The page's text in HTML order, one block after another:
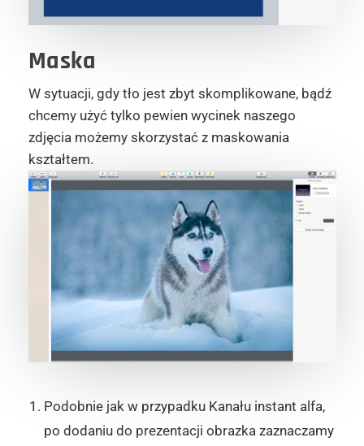
Maska
W sytuacji, gdy tło jest zbyt skomplikowane, bądź
chcemy użyć tylko pewien wycinek naszego
zdjęcia możemy skorzystać z maskowania
kształtem.
Podobnie jak w przypadku Kanału instant alfa,
po dodaniu do prezentacji obrazka zaznaczamy